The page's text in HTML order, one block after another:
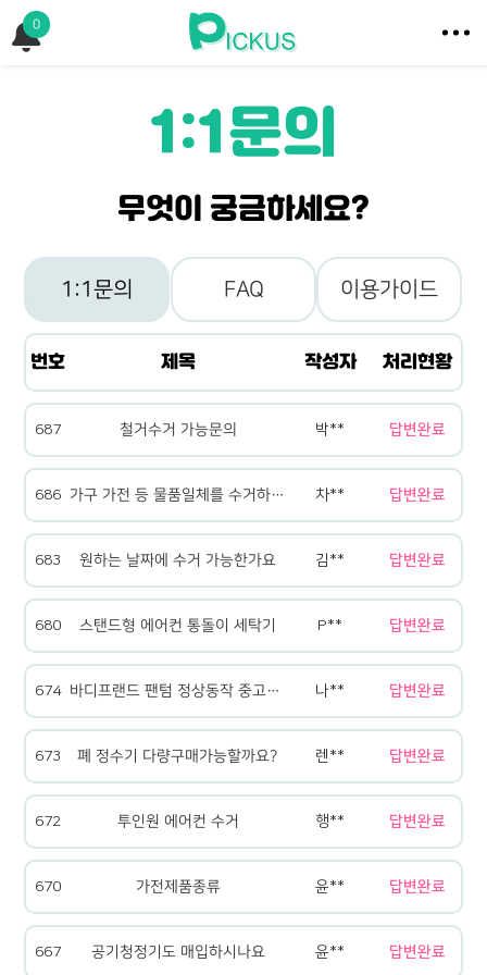
0
1:1문의
무엇이 궁금하세요?
1:1문의 FAQ 이용가이드
번호 제목 작성자 처리현황
687 철거수거 가능문의 박** 답변완료
686 가구 가전 등 물품일체를 수거하는 경우 어떻게 진행하나요 차** 답변완료
683 원하는 날짜에 수거 가능한가요 김** 답변완료
680 스탠드형 에어컨 통돌이 세탁기 P** 답변완료
674 바디프랜드 팬텀 정상동작 중고매매 나** 답변완료
673 폐 정수기 다량구매가능할까요? 렌** 답변완료
672 투인원 에어컨 수거 행** 답변완료
670 가전제품종류 윤** 답변완료
667 공기청정기도 매입하시나요 윤** 답변완료